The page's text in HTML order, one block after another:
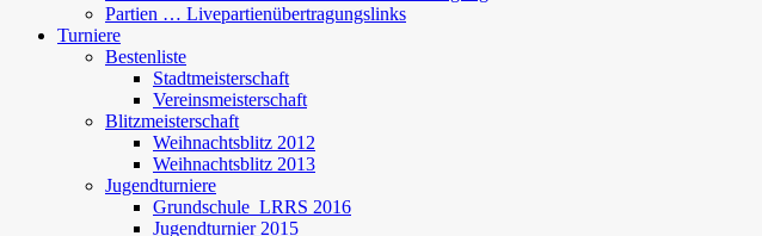
Partien … Livepartienübertragungslinks
Turniere
Bestenliste
Stadtmeisterschaft
Vereinsmeisterschaft
Blitzmeisterschaft
Weihnachtsblitz 2012
Weihnachtsblitz 2013
Jugendturniere
Grundschule_LRRS 2016
Jugendturnier 2015